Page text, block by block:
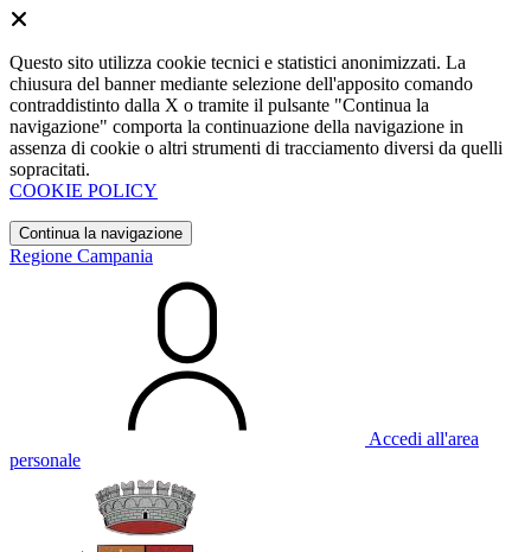
Questo sito utilizza cookie tecnici e statistici anonimizzati. La
chiusura del banner mediante selezione dell'apposito comando
contraddistinto dalla X o tramite il pulsante "Continua la
navigazione" comporta la continuazione della navigazione in
assenza di cookie o altri strumenti di tracciamento diversi da quelli
sopracitati.
COOKIE POLICY
Continua la navigazione
Regione Campania
Accedi all'area
personale